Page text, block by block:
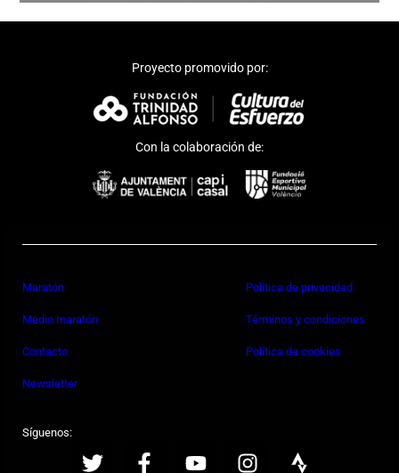
Proyecto promovido por:
Con la colaboración de:
Maratón
Medio maratón
Contacto
Newsletter
Política de privacidad
Términos y condiciones
Política de cookies
Síguenos: